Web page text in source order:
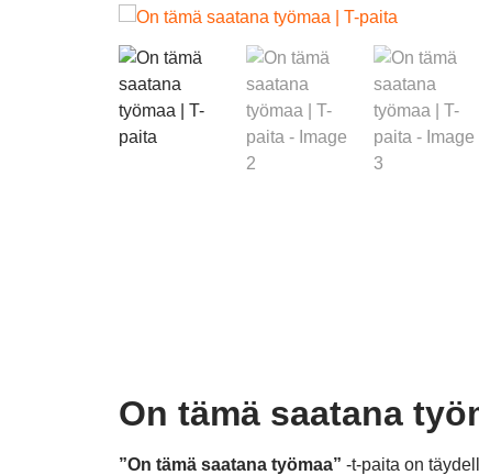
On tämä saatana
”On tämä saatana työmaa” -t-paita on